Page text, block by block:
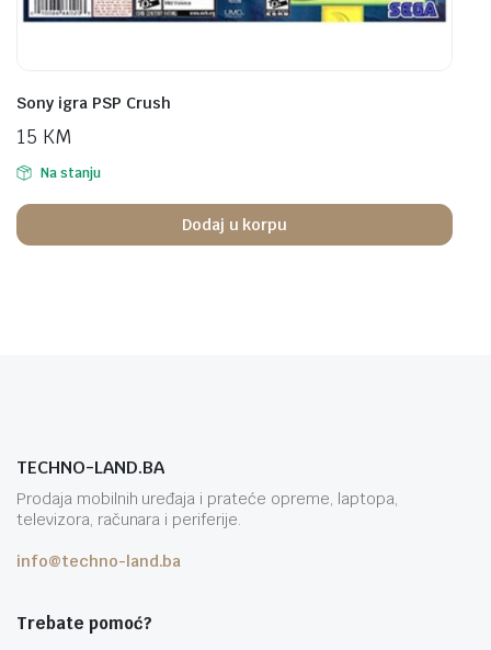
Sony igra PSP Crush
15 KM
Na stanju
Dodaj u korpu
TECHNO-LAND.BA
Prodaja mobilnih uređaja i prateće opreme, laptopa,
televizora, računara i periferije.
info@techno-land.ba
Trebate pomoć?